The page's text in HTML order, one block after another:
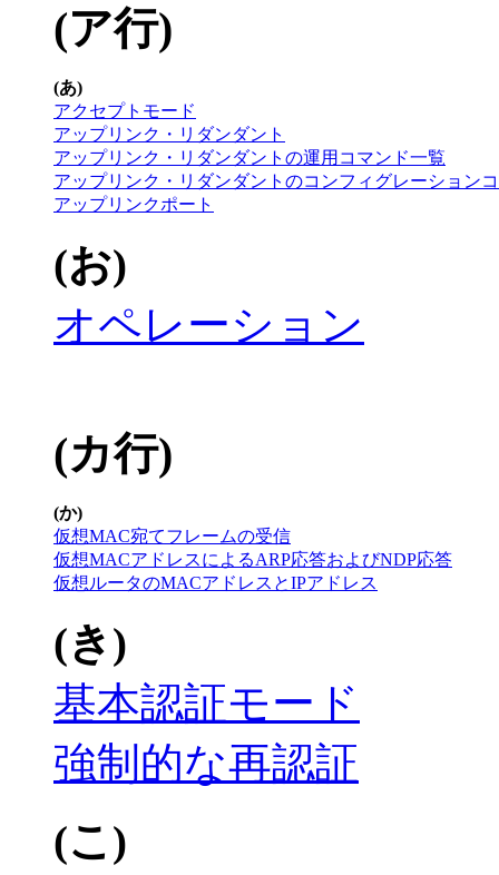
(ア行)
(あ)
アクセプトモード
アップリンク・リダンダント
アップリンク・リダンダントの運用コマンド一覧
アップリンク・リダンダントのコンフィグレーション
アップリンクポート
(お)
オペレーション
(カ行)
(か)
仮想MAC宛てフレームの受信
仮想MACアドレスによるARP応答およびNDP応答
仮想ルータのMACアドレスとIPアドレス
(き)
基本認証モード
強制的な再認証
(こ)